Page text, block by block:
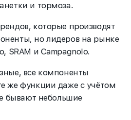
и тормоза.
которые производят
но лидеров на рынке
SRAM и Campagnolo.
все компоненты
же функции даже с учётом
бывают небольшие